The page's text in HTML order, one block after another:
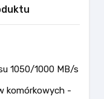
1050/1000 MB/s
komórkowych -